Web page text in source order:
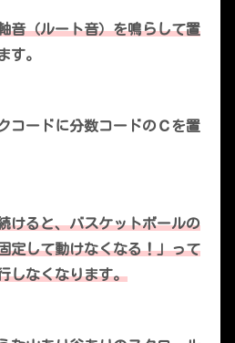
音（ルート音）を鳴らして置
す。
コードに分数コードのＣを置
けると、バスケットボールの
定して動けなくなる！」って
しなくなります。